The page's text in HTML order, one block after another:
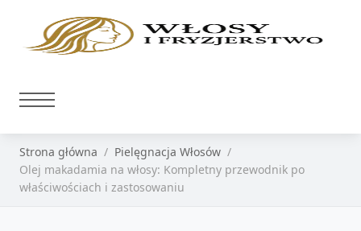
Strona główna
Pielęgnacja Włosów
Olej makadamia na włosy: Kompletny przewodnik po
właściwościach i zastosowaniu